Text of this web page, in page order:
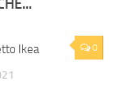
0
Ikea